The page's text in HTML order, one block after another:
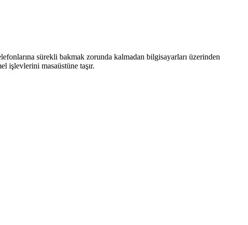
sürekli bakmak zorunda kalmadan bilgisayarları üzerinden
işlevlerini masaüstüne taşır.
gibi özelliklerle iletişiminizi pratik hale getirir.
uyumluluğu, uygulama kullanımında önemli zorluklar yaratıyor.
iletişim için detaylar burada.